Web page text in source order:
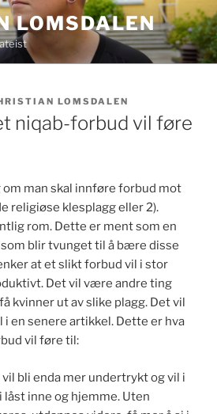
LOMSDALEN
LOMSDALEN
niqab-forbud vil føre
man skal innføre forbud mot
religiøse klesplagg eller 2).
rom. Dette er ment som en
blir tvunget til å bære disse
at et slikt forbud vil i stor
Det vil være andre ting
kvinner ut av slike plagg. Det vil
en senere artikkel. Dette er hva
vil føre til:
bli enda mer undertrykt og vil i
inne og hjemme. Uten